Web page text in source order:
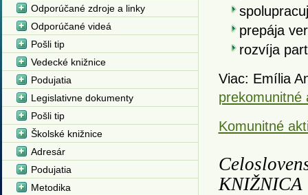
prepája
rozvíja
Viac: Emília
prekomunitné
Komunitné
KNIŽNICA
Odporúčané zdroje a linky
Odporúčané videá
Pošli tip
Vedecké knižnice
Podujatia
Legislativne dokumenty
Pošli tip
Školské knižnice
Adresár
Podujatia
Metodika